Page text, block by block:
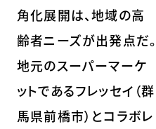
角化展開は、地域の高
齢者ニーズが出発点だ。
地元のスーパーマーケ
ットであるフレッセイ（群
馬県前橋市）とコラボレ